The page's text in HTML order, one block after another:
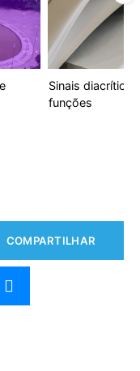
Sinais
funções
COMPARTILHAR